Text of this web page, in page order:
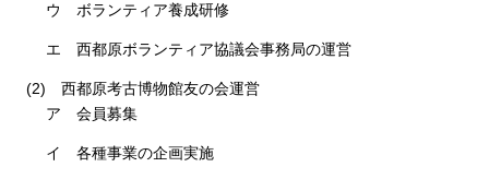
ウ ボランティア養成研修
エ 西都原ボランティア協議会事務局の運営
(2) 西都原考古博物館友の会運営
ア
会員募集
イ 各種事業の企画実施